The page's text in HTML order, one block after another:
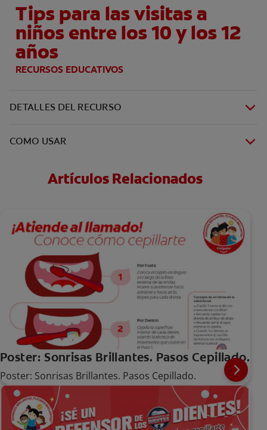
Tips para las visitas a
niños entre los 10 y los 12
años
RECURSOS EDUCATIVOS
DETALLES DEL RECURSO
COMO USAR
Artículos Relacionados
Poster: Sonrisas Brillantes. Pasos Cepillado.
Poster: Sonrisas Brillantes. Pasos Cepillado.